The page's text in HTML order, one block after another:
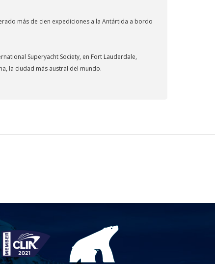
más de cien expediciones a la Antártida a bordo
Superyacht Society, en Fort Lauderdale,
la ciudad más austral del mundo.